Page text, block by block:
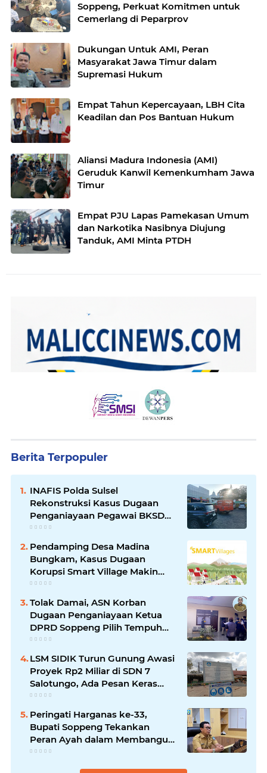
Soppeng, Perkuat Komitmen untuk
Cemerlang di Peparprov
Dukungan Untuk AMI, Peran
Masyarakat Jawa Timur dalam
Supremasi Hukum
Empat Tahun Kepercayaan, LBH Cita
Keadilan dan Pos Bantuan Hukum
Aliansi Madura Indonesia (AMI)
Geruduk Kanwil Kemenkumham Jawa
Timur
Empat PJU Lapas Pamekasan Umum
dan Narkotika Nasibnya Diujung
Tanduk, AMI Minta PTDH
Berita Terpopuler
INAFIS Polda Sulsel
Rekonstruksi Kasus Dugaan
Penganiayaan Pegawai BKSDM
Soppeng
Pendamping Desa Madina
Bungkam, Kasus Dugaan
Korupsi Smart Village Makin
Jadi Sorotan
Tolak Damai, ASN Korban
Dugaan Penganiayaan Ketua
DPRD Soppeng Pilih Tempuh
Jalur Hukum
LSM SIDIK Turun Gunung Awasi
Proyek Rp2 Miliar di SDN 7
Salotungo, Ada Pesan Keras
untuk Pelaksana
Peringati Harganas ke-33,
Bupati Soppeng Tekankan
Peran Ayah dalam Membangun
Generasi Unggul